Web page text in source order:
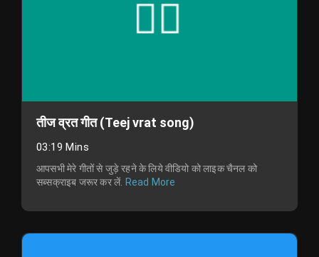
तीज व्रत गीत (Teej vrat song)
03:19 Mins
आपसभी मेरे गीतों से जुड़े रहने के लिये वीडियो को लाइक चैनल को
सब्सक्राइब जरूर कर लें. Read More